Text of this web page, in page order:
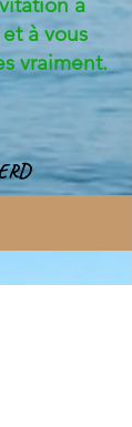
à
à vous
vraiment.